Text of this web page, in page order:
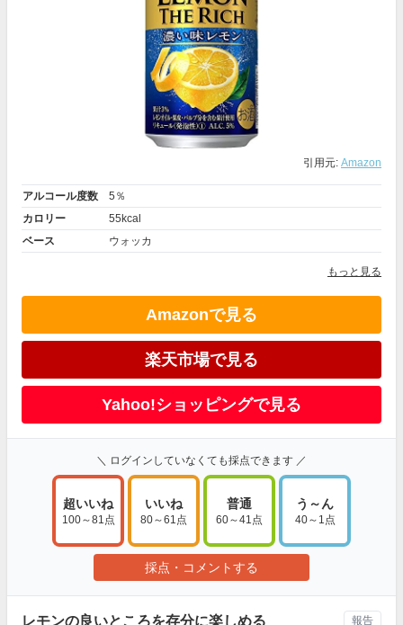
引用元: Amazon
アルコール度数
5％
カロリー
55kcal
ベース
ウォッカ
もっと見る
Amazonで見る
楽天市場で見る
Yahoo!ショッピングで見る
＼ ログインしていなくても採点できます ／
超いいね
100～81点
いいね
80～61点
普通
60～41点
う～ん
40～1点
採点・コメントする
レモンの良いところを存分に楽しめる 報告